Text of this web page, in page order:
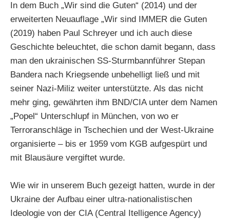
In dem Buch „Wir sind die Guten“ (2014) und der
erweiterten Neuauflage „Wir sind IMMER die Guten
(2019) haben Paul Schreyer und ich auch diese
Geschichte beleuchtet, die schon damit begann, dass
man den ukrainischen SS-Sturmbannführer Stepan
Bandera nach Kriegsende unbehelligt ließ und mit
seiner Nazi-Miliz weiter unterstützte. Als das nicht
mehr ging, gewährten ihm BND/CIA unter dem Namen
„Popel“ Unterschlupf in München, von wo er
Terroranschläge in Tschechien und der West-Ukraine
organisierte – bis er 1959 vom KGB aufgespürt und
mit Blausäure vergiftet wurde.
Wie wir in unserem Buch gezeigt hatten, wurde in der
Ukraine der Aufbau einer ultra-nationalistischen
Ideologie von der CIA (Central Itelligence Agency)